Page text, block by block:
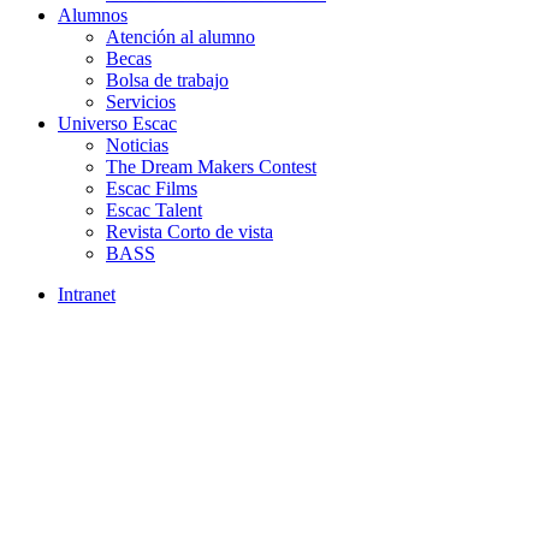
Alumnos
Atención al alumno
Becas
Bolsa de trabajo
Servicios
Universo Escac
Noticias
The Dream Makers Contest
Escac Films
Escac Talent
Revista Corto de vista
BASS
Intranet